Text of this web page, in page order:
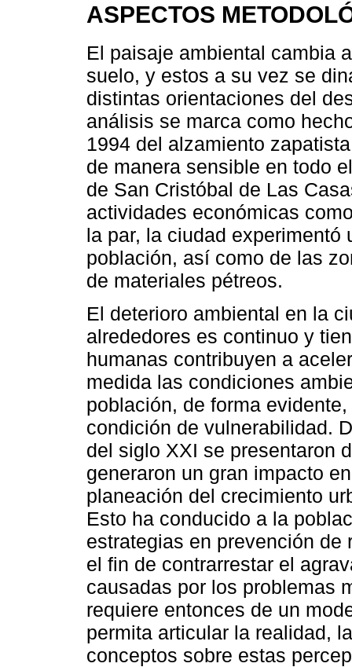
ASPECTOS
El paisaje ambiental cambia
suelo, y estos a su vez se
distintas orientaciones del
análisis se marca como
1994 del alzamiento
de manera sensible en todo
de San Cristóbal de Las
actividades económicas
la par, la ciudad experimentó
población, así como de las
de materiales pétreos.
El deterioro ambiental en la
alrededores es continuo y
humanas contribuyen a
medida las condiciones
población, de forma
condición de vulnerabilidad.
del siglo XXI se presentaron
generaron un gran impacto
planeación del crecimiento
Esto ha conducido a la
estrategias en prevención
el fin de contrarrestar el
causadas por los problemas
requiere entonces de un
permita articular la realidad,
conceptos sobre estas